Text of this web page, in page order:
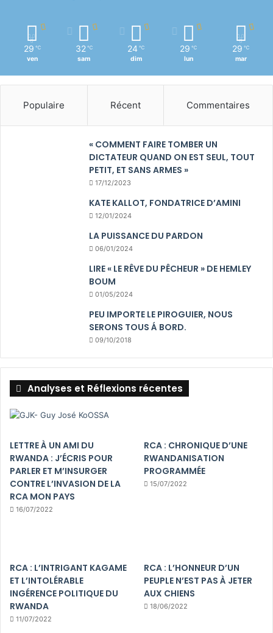
29 ℃
ven
32 ℃
sam
24 ℃
dim
29 ℃
lun
29 ℃
mar
Populaire Récent Commentaires
« COMMENT FAIRE TOMBER UN
DICTATEUR QUAND ON EST SEUL, TOUT
PETIT, ET SANS ARMES »
17/12/2023
KATE KALLOT, FONDATRICE D’AMINI
12/01/2024
LA PUISSANCE DU PARDON
06/01/2024
LIRE « LE RÊVE DU PÊCHEUR » DE HEMLEY
BOUM
01/05/2024
PEU IMPORTE LE PIROGUIER, NOUS
SERONS TOUS Á BORD.
09/10/2018
Analyses et Réflexions récentes
LETTRE À UN AMI DU
RWANDA : J’ÉCRIS POUR
PARLER ET M’INSURGER
CONTRE L’INVASION DE LA
RCA MON PAYS
16/07/2022
RCA : CHRONIQUE D’UNE
RWANDANISATION
PROGRAMMÉE
15/07/2022
RCA : L’INTRIGANT KAGAME
ET L’INTOLÉRABLE
INGÉRENCE POLITIQUE DU
RWANDA
11/07/2022
RCA : L’HONNEUR D’UN
PEUPLE N’EST PAS À JETER
AUX CHIENS
18/06/2022